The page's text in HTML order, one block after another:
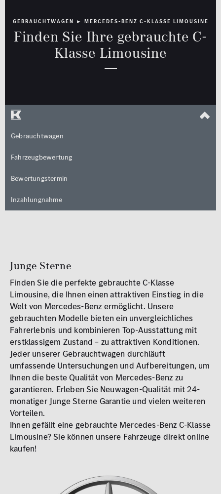
Kleinwagen
Kraftstoff
ALLE
Erstzulassung
2008
Kilometer
0 km
250.000
Reichweite (elektrisch)
Schiebedach
Sitzheizung
MBUX
LED Licht
jung@smart
Qualitätssiegel
GEBRAUCHTWAGEN ► MERCEDES-BENZ C-KLASSE LIMOUSINE
Finden Sie Ihre gebrauchte C-
Klasse Limousine
Gebrauchtwagen
Fahrzeugbewertung
Bewertungstermin
Inzahlungnahme
Junge Sterne
Finden Sie die perfekte gebrauchte C-Klasse
Limousine, die Ihnen einen attraktiven Einstieg in die
Welt von Mercedes-Benz ermöglicht. Unsere
gebrauchten Modelle bieten ein unvergleichliches
Fahrerlebnis und kombinieren Top-Ausstattung mit
erstklassigem Zustand – zu attraktiven Konditionen.
Jeder unserer Gebrauchtwagen durchläuft
umfassende Untersuchungen und Aufbereitungen, um
Ihnen die beste Qualität von Mercedes-Benz zu
garantieren. Erleben Sie Neuwagen-Qualität mit 24-
monatiger Junge Sterne Garantie und vielen weiteren
Vorteilen.
Ihnen gefällt eine gebrauchte Mercedes-Benz C-Klasse
Limousine? Sie können unsere Fahrzeuge direkt online
kaufen!